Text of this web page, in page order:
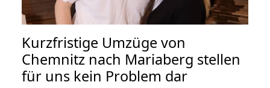
Kurzfristige Umzüge von
Chemnitz nach Mariaberg stellen
für uns kein Problem dar